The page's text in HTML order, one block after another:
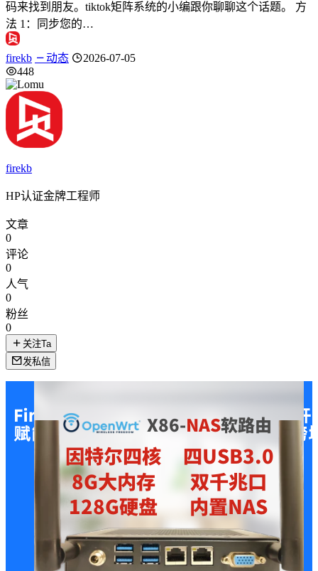
码来找到朋友。tiktok矩阵系统的小编跟你聊聊这个话题。 方
法 1：同步您的…
firekb 动态
2026-07-05
448
firekb
HP认证金牌工程师
文章
0
评论
0
人气
0
粉丝
0
关注Ta
发私信